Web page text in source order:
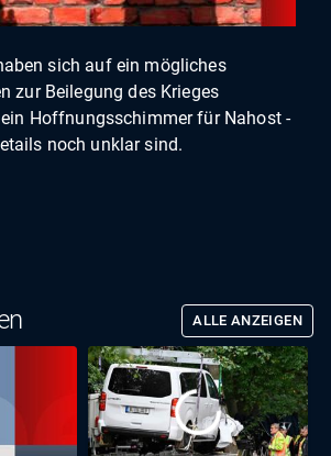
sich auf ein mögliches
zur Beilegung des Krieges
Hoffnungsschimmer für Nahost -
noch unklar sind.
ALLE ANZEIGEN